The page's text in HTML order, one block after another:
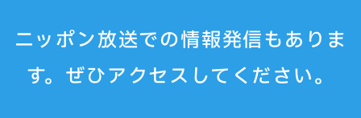
ニッポン放送での情報発信もありま
す。ぜひアクセスしてください。